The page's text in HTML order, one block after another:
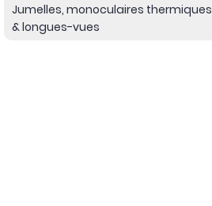
Jumelles, monoculaires thermiques
& longues-vues